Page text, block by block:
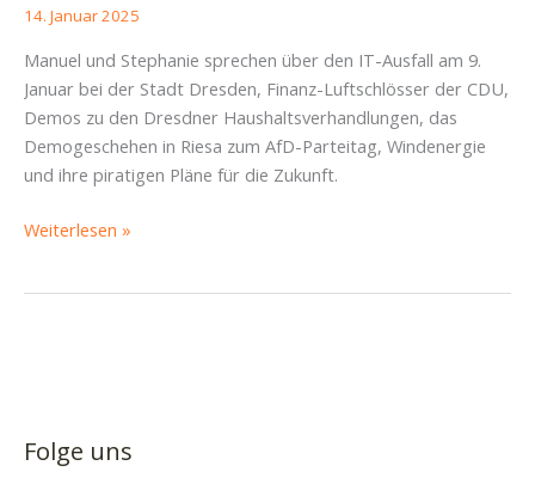
14. Januar 2025
Manuel und Stephanie sprechen über den IT-Ausfall am 9.
Januar bei der Stadt Dresden, Finanz-Luftschlösser der CDU,
Demos zu den Dresdner Haushaltsverhandlungen, das
Demogeschehen in Riesa zum AfD-Parteitag, Windenergie
und ihre piratigen Pläne für die Zukunft.
Demos,
–
Weiterlesen »
Folge uns